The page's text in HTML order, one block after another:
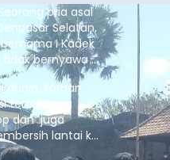
pria asal
Selatan,
I Kadek
bernyawa di
dunia, korban
terakhirnya
dan juga
lantai ke